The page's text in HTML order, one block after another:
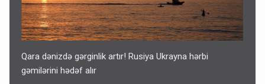
Qara dənizdə gərginlik artır! Rusiya Ukrayna hərbi
gəmilərini hədəf alır